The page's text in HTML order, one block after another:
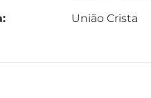
União Crista